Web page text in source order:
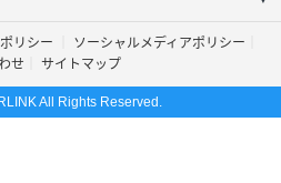
リシー
ソーシャルメディアポリシー
せ
サイトマップ
All Rights Reserved.